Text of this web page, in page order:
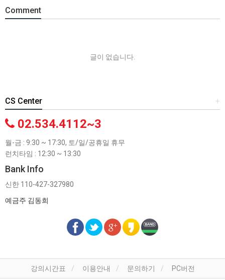
Comment
글이 없습니다.
+
CS Center
02.534.4112~3
월-금 : 9:30 ~ 17:30, 토/일/공휴일 휴무
런치타임 : 12:30 ~ 13:30
Bank Info
신한 110-427-327980
예금주 김동희
강의시간표 이용안내 문의하기 PC버전